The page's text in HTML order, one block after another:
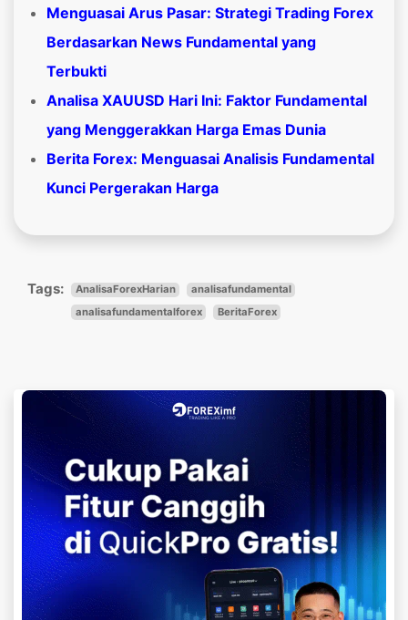
Menguasai Arus Pasar: Strategi Trading Forex
Berdasarkan News Fundamental yang
Terbukti
Analisa XAUUSD Hari Ini: Faktor Fundamental
yang Menggerakkan Harga Emas Dunia
Berita Forex: Menguasai Analisis Fundamental
Kunci Pergerakan Harga
Tags: AnalisaForexHarian
analisafundamental
analisafundamentalforex
BeritaForex